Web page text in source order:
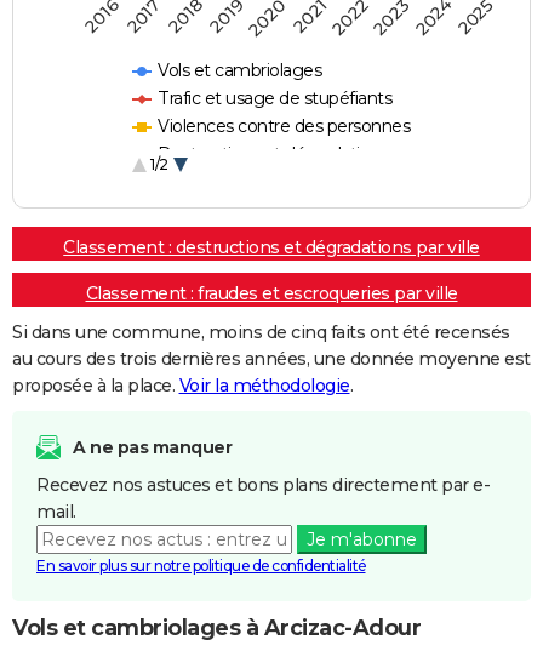
Vols et cambriolages
Trafic et usage de stupéfiants
Violences contre des personnes
Destructions et dégradations
1/2
20162017 20182019202020212022202320242025
Classement : destructions et dégradations par ville
Classement : fraudes et escroqueries par ville
Si dans une commune, moins de cinq faits ont été recensés
au cours des trois dernières années, une donnée moyenne est
proposée à la place. Voir la méthodologie.
A ne pas manquer
Recevez nos astuces et bons plans directement par e-
mail.
Je m'abonne
En savoir plus sur notre politique de confidentialité
Vols et cambriolages à Arcizac-Adour